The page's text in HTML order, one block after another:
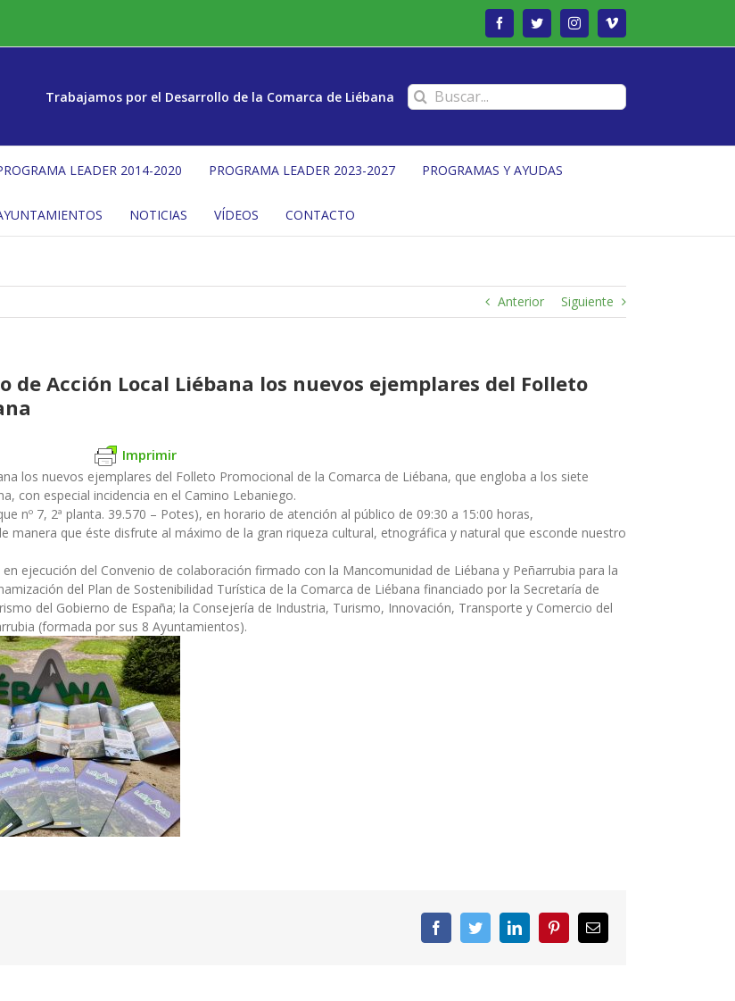
FacebookTwitterInstagramVimeo
Trabajamos por el Desarrollo de la Comarca de Liébana Buscar:
LEADER 2014-2020 PROGRAMA LEADER 2023-2027 PROGRAMAS Y AYUDAS
NOTICIAS VÍDEOS CONTACTO
Anterior Siguiente
de Acción Local Liébana los nuevos ejemplares del Folleto
Imprimir
los nuevos ejemplares del Folleto Promocional de la Comarca de Liébana, que engloba a los siete
con especial incidencia en el Camino Lebaniego.
nº 7, 2ª planta. 39.570 – Potes), en horario de atención al público de 09:30 a 15:00 horas,
que éste disfrute al máximo de la gran riqueza cultural, etnográfica y natural que esconde nuestro
ejecución del Convenio de colaboración firmado con la Mancomunidad de Liébana y Peñarrubia para la
del Plan de Sostenibilidad Turística de la Comarca de Liébana financiado por la Secretaría de
del Gobierno de España; la Consejería de Industria, Turismo, Innovación, Transporte y Comercio del
(formada por sus 8 Ayuntamientos).
FacebookTwitterLinkedInPinterestCorreo
electrónico